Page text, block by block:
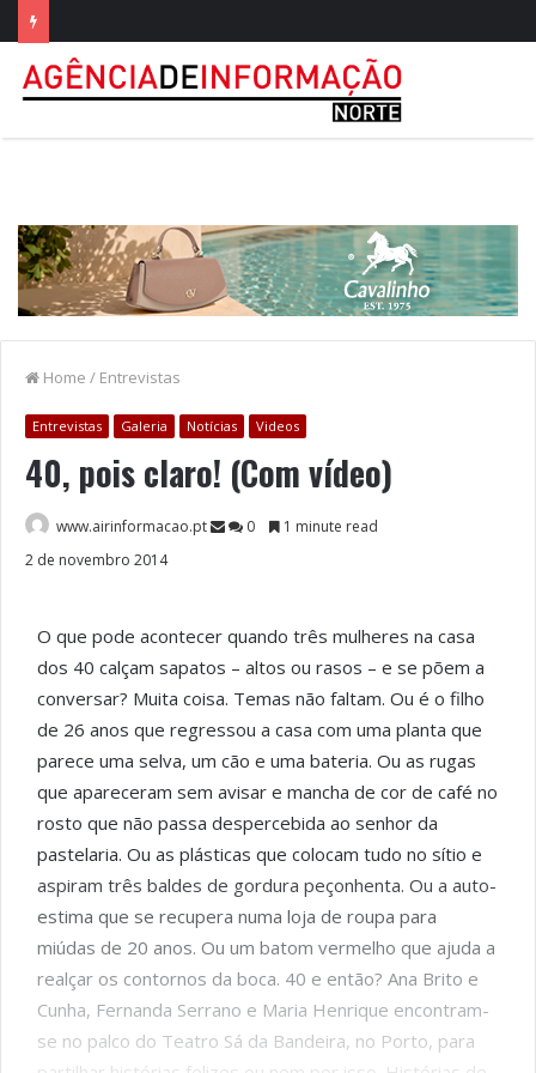
Home / Entrevistas
Entrevistas Galeria Notícias Videos
40, pois claro! (Com vídeo)
www.airinformacao.pt 0
1 minute read
2 de novembro 2014
O que pode acontecer quando três mulheres na casa
dos 40 calçam sapatos – altos ou rasos – e se põem a
conversar? Muita coisa. Temas não faltam. Ou é o filho
de 26 anos que regressou a casa com uma planta que
parece uma selva, um cão e uma bateria. Ou as rugas
que apareceram sem avisar e mancha de cor de café no
rosto que não passa despercebida ao senhor da
pastelaria. Ou as plásticas que colocam tudo no sítio e
aspiram três baldes de gordura peçonhenta. Ou a auto-
estima que se recupera numa loja de roupa para
miúdas de 20 anos. Ou um batom vermelho que ajuda a
realçar os contornos da boca. 40 e então? Ana Brito e
Cunha, Fernanda Serrano e Maria Henrique encontram-
se no palco do Teatro Sá da Bandeira, no Porto, para